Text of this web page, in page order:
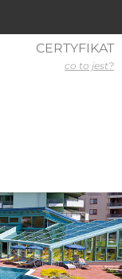
CERTYFIKAT
co to jest?